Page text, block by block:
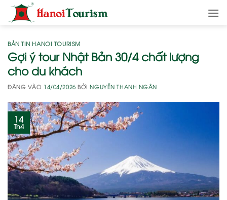
qua
dungBẢN TIN HANOI TOURISM
Gợi ý tour Nhật Bản 30/4 chất lượng
cho du khách
ĐĂNG VÀO 14/04/2026 BỞINGUYỄN THANH NGÂN
14
Th4